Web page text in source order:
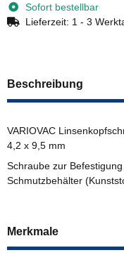
Sofort bestellbar
Lieferzeit: 1 - 3
Beschreibung
VARIOVAC
4,2 x 9,5 mm
Schraube zur
Schmutzbehälter
Merkmale